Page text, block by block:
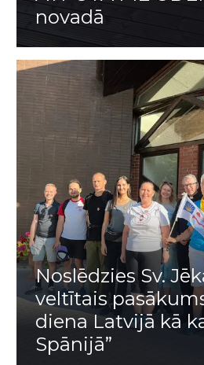
novadā
Noslēdzies Sv.
veltītais
diena Latvijā kā
Spānijā”